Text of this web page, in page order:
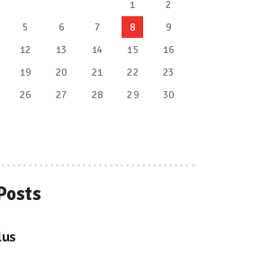
1
2
5 6 7 8
9
12 13 14 15
16
19 20 21 22
23
26 27 28 29
30